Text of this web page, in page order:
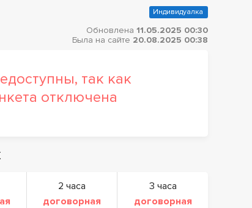
Индивидуалка
Обновлена 11.05.2025 00:30
Была на сайте 20.08.2025 00:38
так как
отключена
2 часа
договорная
3 часа
договорная